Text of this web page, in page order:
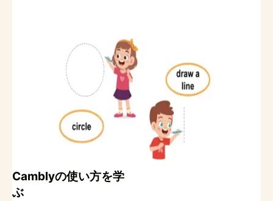
Camblyの使い方を学
ぶ